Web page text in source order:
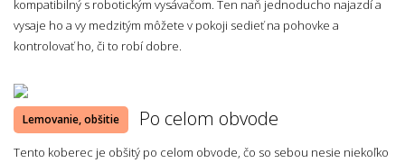
kompatibilný s robotickým vysávačom. Ten naň jednoducho najazdí a
vysaje ho a vy medzitým môžete v pokoji sedieť na pohovke a
kontrolovať ho, či to robí dobre.
Lemovanie, obšitie Po celom obvode
Tento koberec je obšitý po celom obvode, čo so sebou nesie niekoľko